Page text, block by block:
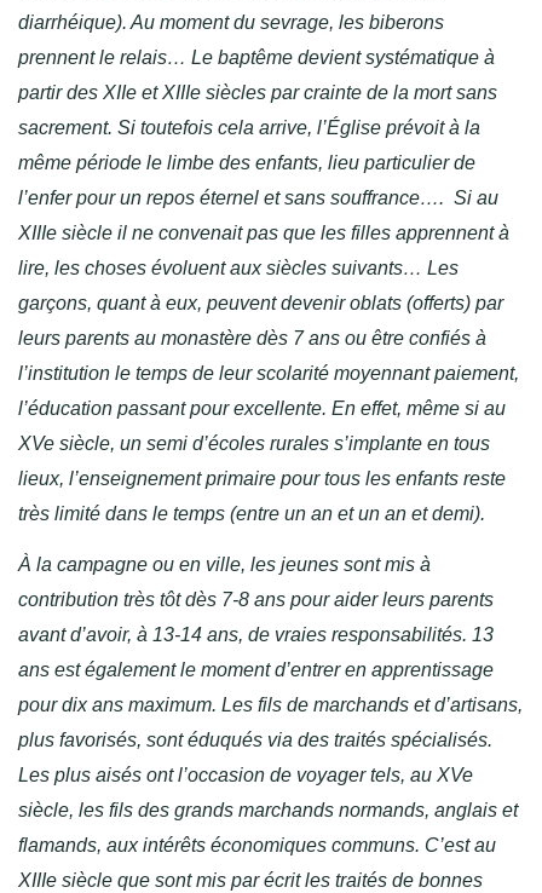
diarrhéique). Au moment du sevrage, les biberons
prennent le relais… Le baptême devient systématique à
partir des XIIe et XIIIe siècles par crainte de la mort sans
sacrement. Si toutefois cela arrive, l’Église prévoit à la
même période le limbe des enfants, lieu particulier de
l’enfer pour un repos éternel et sans souffrance…. Si au
XIIIe siècle il ne convenait pas que les filles apprennent à
lire, les choses évoluent aux siècles suivants… Les
garçons, quant à eux, peuvent devenir oblats (offerts) par
leurs parents au monastère dès 7 ans ou être confiés à
l’institution le temps de leur scolarité moyennant paiement,
l’éducation passant pour excellente. En effet, même si au
XVe siècle, un semi d’écoles rurales s’implante en tous
lieux, l’enseignement primaire pour tous les enfants reste
très limité dans le temps (entre un an et un an et demi).
À la campagne ou en ville, les jeunes sont mis à
contribution très tôt dès 7-8 ans pour aider leurs parents
avant d’avoir, à 13-14 ans, de vraies responsabilités. 13
ans est également le moment d’entrer en apprentissage
pour dix ans maximum. Les fils de marchands et d’artisans,
plus favorisés, sont éduqués via des traités spécialisés.
Les plus aisés ont l’occasion de voyager tels, au XVe
siècle, les fils des grands marchands normands, anglais et
flamands, aux intérêts économiques communs. C’est au
XIIIe siècle que sont mis par écrit les traités de bonnes